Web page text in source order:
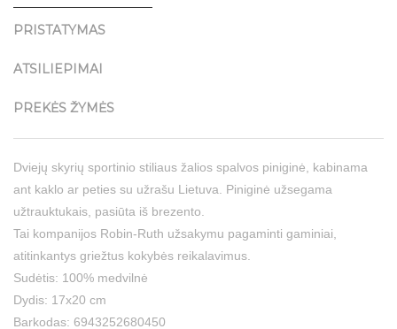
PRISTATYMAS
ATSILIEPIMAI
PREKĖS ŽYMĖS
Dviejų skyrių sportinio stiliaus žalios spalvos piniginė, kabinama
ant kaklo ar peties su užrašu Lietuva. Piniginė užsegama
užtrauktukais, pasiūta iš brezento.
Tai kompanijos Robin-Ruth užsakymu pagaminti gaminiai,
atitinkantys griežtus kokybės reikalavimus.
Sudėtis: 100% medvilnė
Dydis: 17x20 cm
Barkodas: 6943252680450